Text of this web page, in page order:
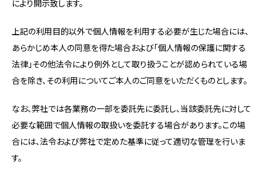
により開示致します。
上記の利用目的以外で個人情報を利用する必要が生じた場合には、
あらかじめ本人の同意を得た場合および「個人情報の保護に関する
法律」その他法令により例外として取り扱うことが認められている場
合を除き、その利用についてご本人のご同意をいただくものとします。
なお、弊社では各業務の一部を委託先に委託し、当該委託先に対して
必要な範囲で個人情報の取扱いを委託する場合があります。この場
合には、法令および弊社で定めた基準に従って適切な管理を行いま
す。